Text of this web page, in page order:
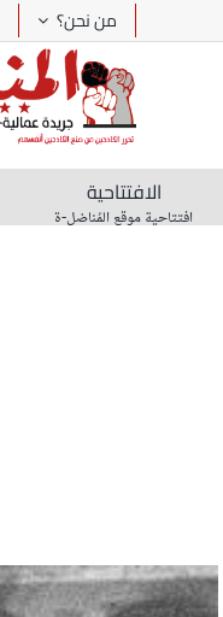
من نحن؟
الافتتاحية
افتتاحية موقع المُناضل-ة